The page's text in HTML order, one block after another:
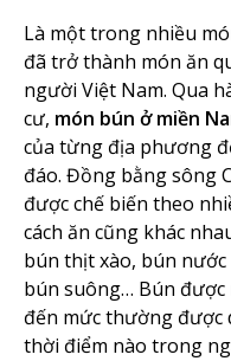
Là một trong nhiều
đã trở thành món ăn
người Việt Nam. Qua
cư, món bún ở miền
của từng địa phương
đáo. Đồng bằng sông
được chế biến theo
cách ăn cũng khác
bún thịt xào, bún nước
bún suông… Bún
đến mức thường được
thời điểm nào trong